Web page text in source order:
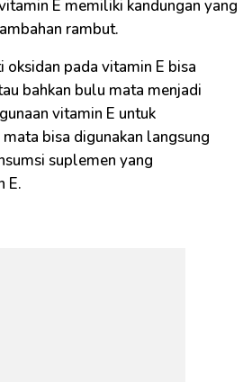
E memiliki kandungan yang
rambut.
oksidan pada vitamin E bisa
bahkan bulu mata menjadi
vitamin E untuk
bisa digunakan langsung
suplemen yang
E.